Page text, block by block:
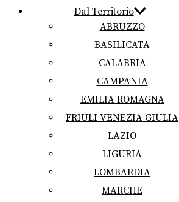
Dal Territorio
ABRUZZO
BASILICATA
CALABRIA
CAMPANIA
EMILIA ROMAGNA
FRIULI VENEZIA GIULIA
LAZIO
LIGURIA
LOMBARDIA
MARCHE